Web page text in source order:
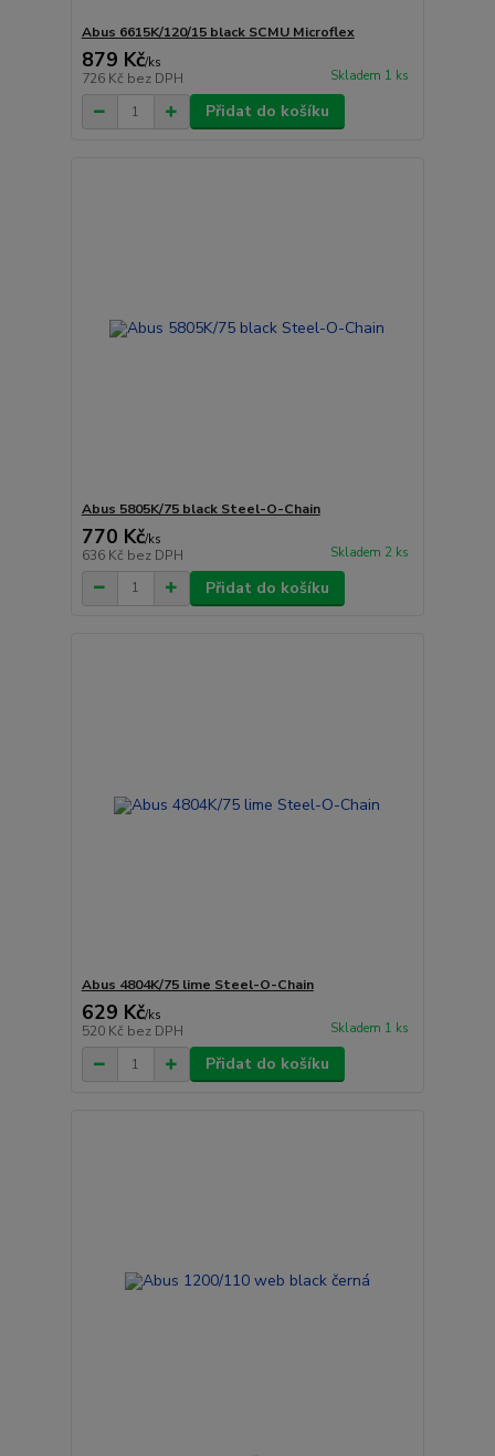
Abus 6615K/120/15 black SCMU Microflex
879 Kč/ks
726 Kč bez DPH Skladem 1 ks
Přidat do košíku
Abus 5805K/75 black Steel-O-Chain
770 Kč/ks
636 Kč bez DPH Skladem 2 ks
Přidat do košíku
Abus 4804K/75 lime Steel-O-Chain
629 Kč/ks
520 Kč bez DPH Skladem 1 ks
Přidat do košíku